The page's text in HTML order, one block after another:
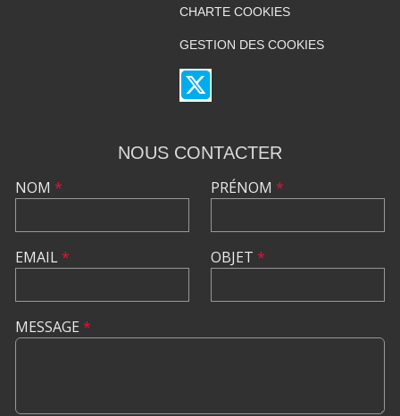
CHARTE COOKIES
GESTION DES COOKIES
NOUS CONTACTER
NOM *
EMAIL*
PRÉNOM *
OBJET *
MESSAGE *